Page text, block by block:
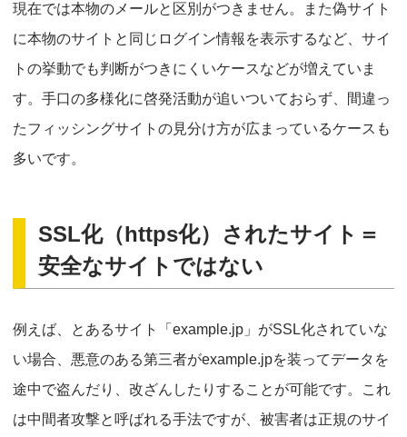
現在では本物のメールと区別がつきません。また偽サイト
に本物のサイトと同じログイン情報を表示するなど、サイ
トの挙動でも判断がつきにくいケースなどが増えていま
す。手口の多様化に啓発活動が追いついておらず、間違っ
たフィッシングサイトの見分け方が広まっているケースも
多いです。
SSL化（https化）されたサイト＝
安全なサイトではない
例えば、とあるサイト「example.jp」がSSL化されていな
い場合、悪意のある第三者がexample.jpを装ってデータを
途中で盗んだり、改ざんしたりすることが可能です。これ
は中間者攻撃と呼ばれる手法ですが、被害者は正規のサイ